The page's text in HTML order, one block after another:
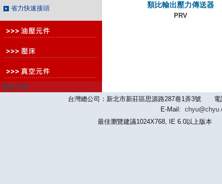
省力快速接頭
產品介紹
類比輸出壓力傳送器
PRV
台灣總公司：新北市新莊區思源路287巷1弄3號
E-Mail:
最佳瀏覽建議1024X768, IE 6.0以上版本